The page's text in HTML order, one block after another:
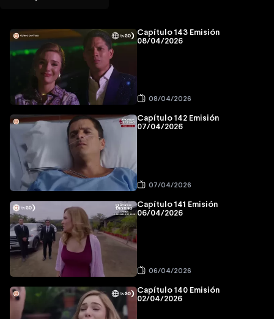
Capítulo 143 Emisión
08/04/2026
08/04/2026
Capítulo 142 Emisión
07/04/2026
07/04/2026
Capítulo 141 Emisión
06/04/2026
06/04/2026
Capítulo 140 Emisión
02/04/2026